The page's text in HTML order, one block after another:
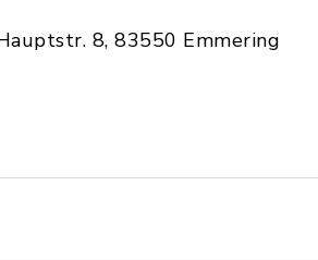
8, 83550 Emmering